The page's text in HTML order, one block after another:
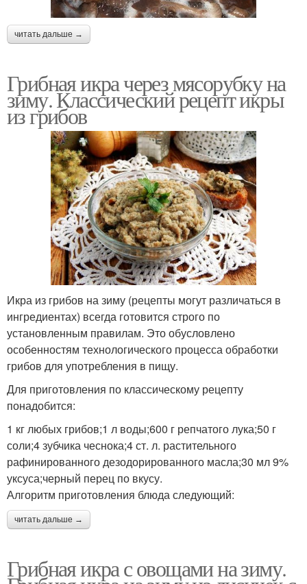
читать дальше →
Грибная икра через мясорубку на
зиму. Классический рецепт икры
из грибов
Икра из грибов на зиму (рецепты могут различаться в
ингредиентах) всегда готовится строго по
установленным правилам. Это обусловлено
особенностям технологического процесса обработки
грибов для употребления в пищу.
Для приготовления по классическому рецепту
понадобится:
1 кг любых грибов;1 л воды;600 г репчатого лука;50 г
соли;4 зубчика чеснока;4 ст. л. растительного
рафинированного дезодорированного масла;30 мл 9%
уксуса;черный перец по вкусу.
Алгоритм приготовления блюда следующий:
читать дальше →
Грибная икра с овощами на зиму.